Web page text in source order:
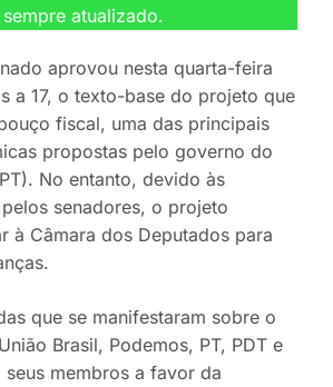
sempre atualizado.
aprovou nesta quarta-feira
a 17, o texto-base do projeto que
fiscal, uma das principais
propostas pelo governo do
No entanto, devido às
senadores, o projeto
à Câmara dos Deputados para
que se manifestaram sobre o
Brasil, Podemos, PT, PDT e
seus membros a favor da